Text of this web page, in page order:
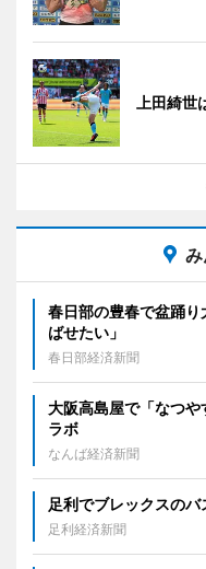
上田綺
春日部の豊春で盆踊
ばせたい」
春日部経済新聞
大阪高島屋で「なつ
ラボ
なんば経済新聞
足利でブレックスの
足利経済新聞